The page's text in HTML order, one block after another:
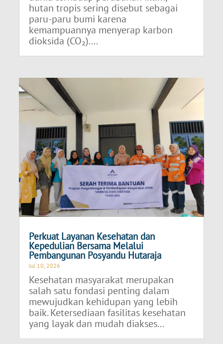
hutan tropis sering disebut sebagai
paru-paru bumi karena
kemampuannya menyerap karbon
dioksida (CO₂)....
Perkuat Layanan Kesehatan dan
Kepedulian Bersama Melalui
Pembangunan Posyandu Hutaraja
Jul 10, 2026
Kesehatan masyarakat merupakan
salah satu fondasi penting dalam
mewujudkan kehidupan yang lebih
baik. Ketersediaan fasilitas kesehatan
yang layak dan mudah diakses...